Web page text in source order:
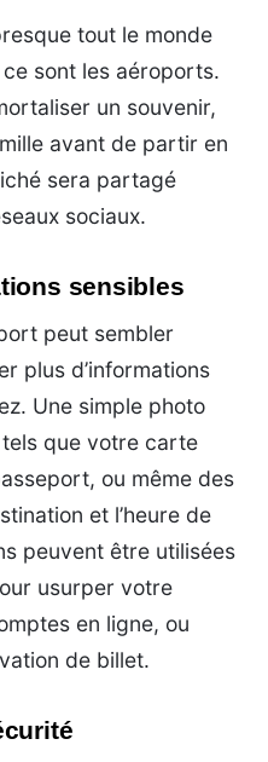
tout le monde
sont les aéroports.
un souvenir,
avant de partir en
sera partagé
sociaux.
sensibles
peut sembler
plus d’informations
Une simple photo
que votre carte
ou même des
et l’heure de
peuvent être utilisées
usurper votre
en ligne, ou
de billet.